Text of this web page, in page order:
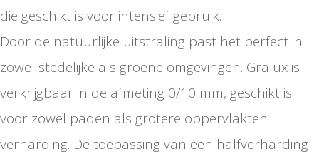
die geschikt is voor intensief gebruik.
Door de natuurlijke uitstraling past het perfect in
zowel stedelijke als groene omgevingen. Gralux is
verkrijgbaar in de afmeting 0/10 mm, geschikt is
voor zowel paden als grotere oppervlakten
verharding. De toepassing van een halfverharding